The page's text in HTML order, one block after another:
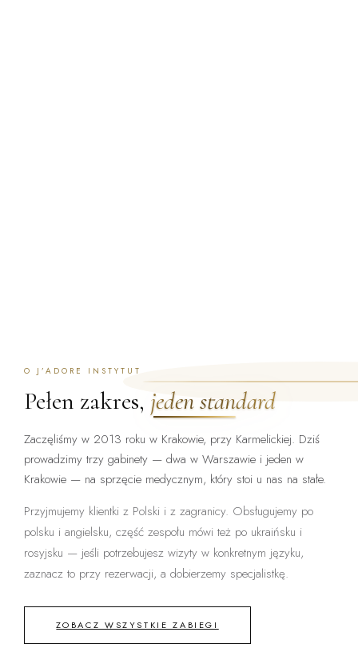
O J’ADORE INSTYTUT
Pełen zakres, jeden standard
Zaczęliśmy w 2013 roku w Krakowie, przy Karmelickiej. Dziś
prowadzimy trzy gabinety — dwa w Warszawie i jeden w
Krakowie — na sprzęcie medycznym, który stoi u nas na stałe.
Przyjmujemy klientki z Polski i z zagranicy. Obsługujemy po
polsku i angielsku, część zespołu mówi też po ukraińsku i
rosyjsku — jeśli potrzebujesz wizyty w konkretnym języku,
zaznacz to przy rezerwacji, a dobierzemy specjalistkę.
ZOBACZ WSZYSTKIE ZABIEGI